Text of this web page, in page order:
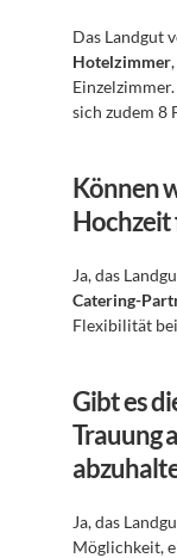
Das Landgut
Hotelzimmer
sich zudem 8
Können
Hochzeit
Ja, das
Catering-
Flexibilität
Gibt es
Trauung
Ja, das
Möglichkeit,